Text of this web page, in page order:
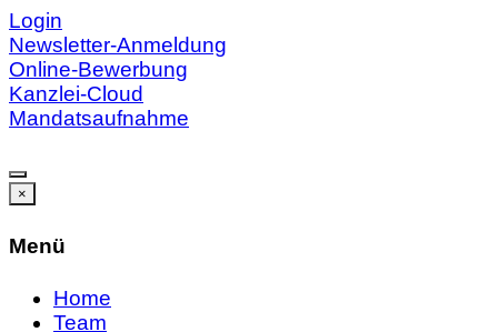
Login
Newsletter-Anmeldung
Online-Bewerbung
Kanzlei-Cloud
Mandatsaufnahme
×
Menü
Home
Team